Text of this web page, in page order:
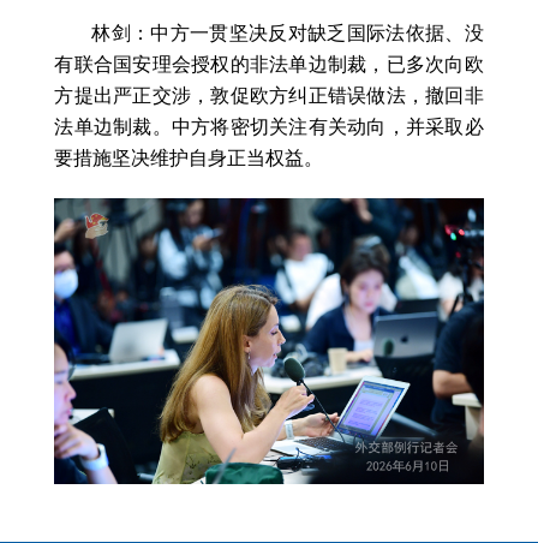
林剑：中方一贯坚决反对缺乏国际法依据、没
有联合国安理会授权的非法单边制裁，已多次向欧
方提出严正交涉，敦促欧方纠正错误做法，撤回非
法单边制裁。中方将密切关注有关动向，并采取必
要措施坚决维护自身正当权益。